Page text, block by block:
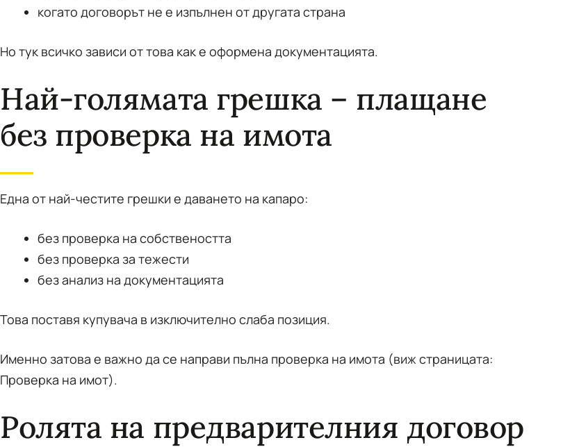
когато договорът не е изпълнен от другата страна
Но тук всичко зависи от това как е оформена документацията.
Най-голямата грешка – плащане
без проверка на имота
Една от най-честите грешки е даването на капаро:
без проверка на собствеността
без проверка за тежести
без анализ на документацията
Това поставя купувача в изключително слаба позиция.
Именно затова е важно да се направи пълна проверка на имота (виж страницата:
Проверка на имот).
Ролята на предварителния договор